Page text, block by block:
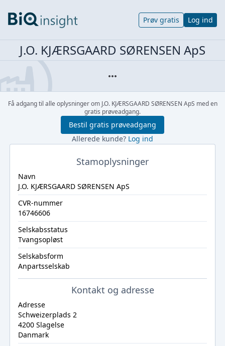
Prøv gratis Log ind
J.O. KJÆRSGAARD SØRENSEN ApS
Få adgang til alle oplysninger om J.O. KJÆRSGAARD SØRENSEN ApS med en
gratis prøveadgang.
Bestil gratis prøveadgang
Allerede kunde? Log ind
Stamoplysninger
Navn
J.O. KJÆRSGAARD SØRENSEN ApS
CVR-nummer
16746606
Selskabsstatus
Tvangsopløst
Selskabsform
Anpartsselskab
Kontakt og adresse
Adresse
Schweizerplads 2
4200 Slagelse
Danmark